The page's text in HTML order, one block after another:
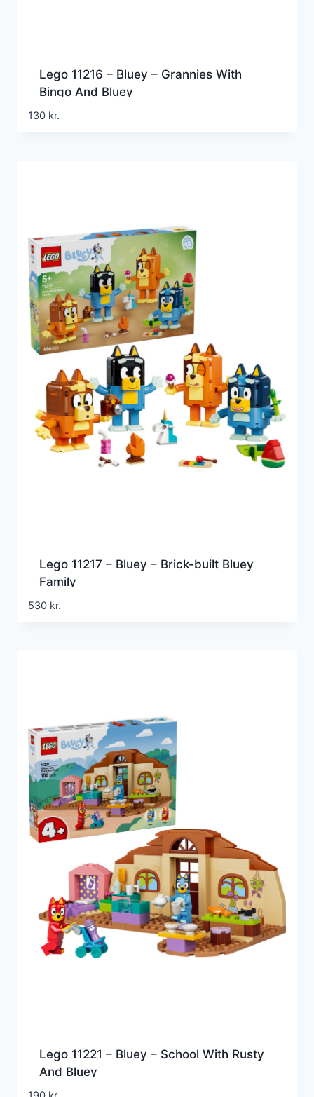
Lego 11216 – Bluey – Grannies With
Bingo And Bluey
130 kr.
Lego 11217 – Bluey – Brick-built Bluey
Family
530 kr.
Lego 11221 – Bluey – School With Rusty
And Bluey